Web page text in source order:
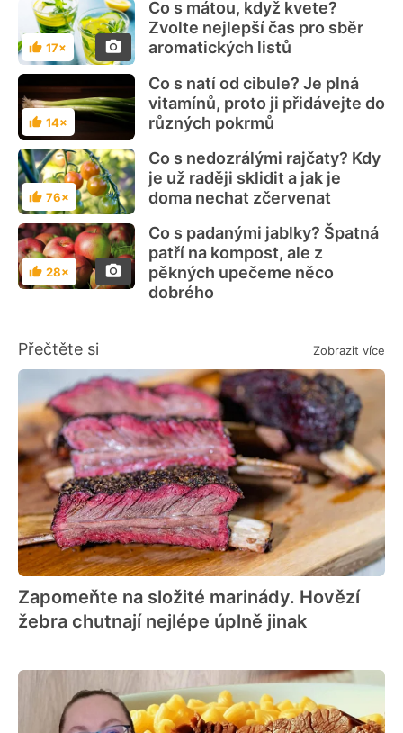
Hodnocení
17×
Co s mátou, když kvete?
Zvolte nejlepší čas pro sběr
aromatických listů
Hodnocení
14×
Co s natí od cibule? Je plná
vitamínů, proto ji přidávejte do
různých pokrmů
Hodnocení
76×
Co s nedozrálými rajčaty? Kdy
je už raději sklidit a jak je
doma nechat zčervenat
Hodnocení
28×
Co s padanými jablky? Špatná
patří na kompost, ale z
pěkných upečeme něco
dobrého
Přečtěte si Zobrazit více
Zapomeňte na složité marinády. Hovězí
žebra chutnají nejlépe úplně jinak